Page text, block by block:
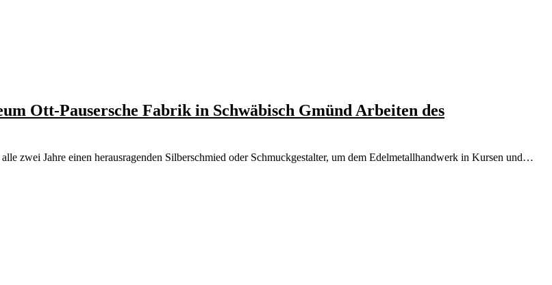
Ott-Pausersche Fabrik in Schwäbisch Gmünd Arbeiten des
zwei Jahre einen herausragenden Silberschmied oder Schmuckgestalter, um dem Edelmetallhandwerk in Kursen und…